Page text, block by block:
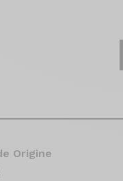
Origine